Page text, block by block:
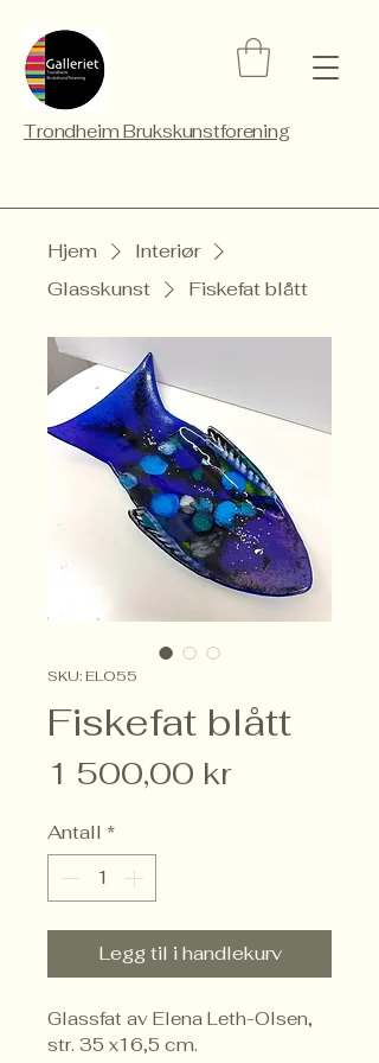
Trondheim Brukskunstforening
Hjem
Interiør
Glasskunst
Fiskefat blått
SKU: ELO55
Fiskefat blått
1 500,00 krPris
Antall *
Legg til i handlekurv
Glassfat av Elena Leth-Olsen,
str. 35 x16,5 cm.